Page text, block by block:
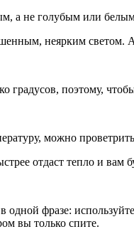
а не голубым или
неярким
градусов, поэтому,
можно
отдаст тепло и вам
фразе:
вы только спите.